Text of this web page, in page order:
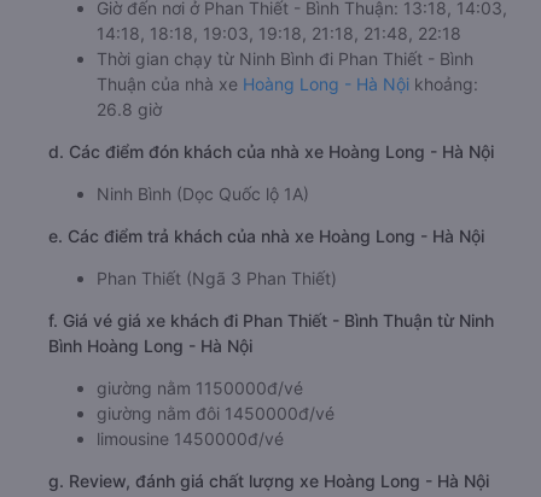
Giờ đến nơi ở Phan Thiết - Bình Thuận: 13:18, 14:03,
14:18, 18:18, 19:03, 19:18, 21:18, 21:48, 22:18
Thời gian chạy từ Ninh Bình đi Phan Thiết - Bình
Thuận của nhà xe Hoàng Long - Hà Nội khoảng:
26.8 giờ
d. Các điểm đón khách của nhà xe Hoàng Long - Hà Nội
Ninh Bình (Dọc Quốc lộ 1A)
e. Các điểm trả khách của nhà xe Hoàng Long - Hà Nội
Phan Thiết (Ngã 3 Phan Thiết)
f. Giá vé giá xe khách đi Phan Thiết - Bình Thuận từ Ninh
Bình Hoàng Long - Hà Nội
giường nằm 1150000đ/vé
giường nằm đôi 1450000đ/vé
limousine 1450000đ/vé
g. Review, đánh giá chất lượng xe Hoàng Long - Hà Nội